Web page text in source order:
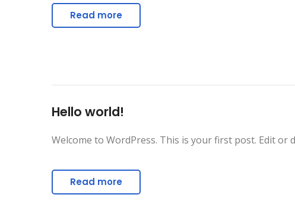
Read more
Hello world!
Welcome to WordPress. This is your first post. Edit or
Read more